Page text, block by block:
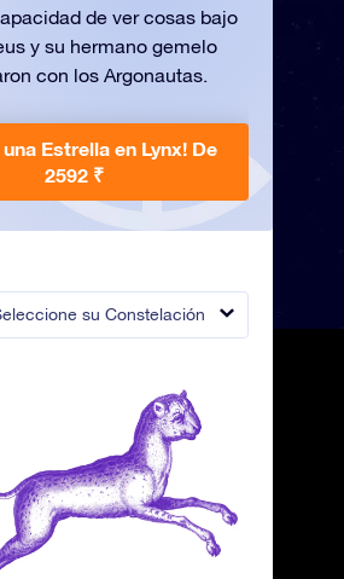
su Constelación
de ver cosas bajo
y su hermano gemelo
con los Argonautas.
Estrella en Lynx! De
2592 ₹